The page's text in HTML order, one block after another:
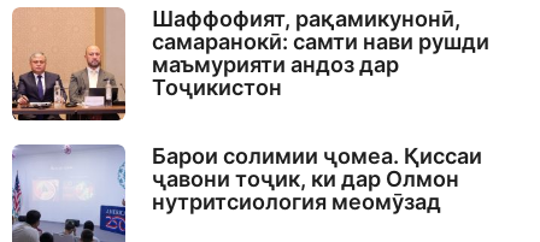
Шаффофият, рақамикунонӣ,
самаранокӣ: самти нави рушди
маъмурияти андоз дар
Тоҷикистон
Барои солимии ҷомеа. Қиссаи
ҷавони тоҷик, ки дар Олмон
нутритсиология меомӯзад